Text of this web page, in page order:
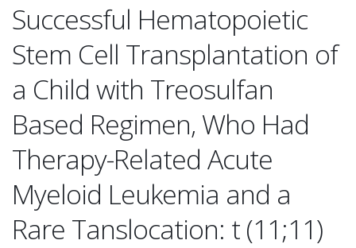
Successful Hematopoietic
Stem Cell Transplantation of
a Child with Treosulfan
Based Regimen, Who Had
Therapy-Related Acute
Myeloid Leukemia and a
Rare Tanslocation: t (11;11)